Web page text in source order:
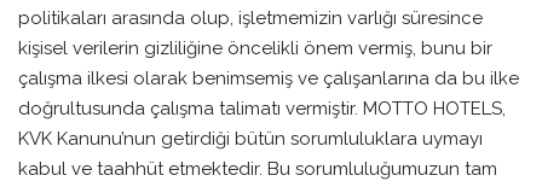
politikaları arasında olup, işletmemizin varlığı süresince
kişisel verilerin gizliliğine öncelikli önem vermiş, bunu bir
çalışma ilkesi olarak benimsemiş ve çalışanlarına da bu ilke
doğrultusunda çalışma talimatı vermiştir. MOTTO HOTELS,
KVK Kanunu’nun getirdiği bütün sorumluluklara uymayı
kabul ve taahhüt etmektedir. Bu sorumluluğumuzun tam